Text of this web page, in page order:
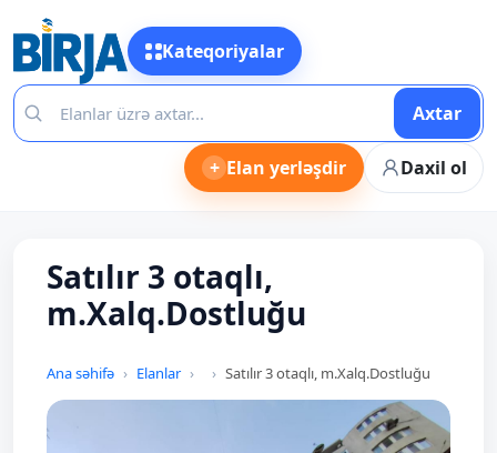
Kateqoriyalar
Axtar
+ Elan yerləşdir Daxil ol
Satılır 3 otaqlı,
m.Xalq.Dostluğu
Ana səhifə Elanlar Satılır 3 otaqlı, m.Xalq.Dostluğu